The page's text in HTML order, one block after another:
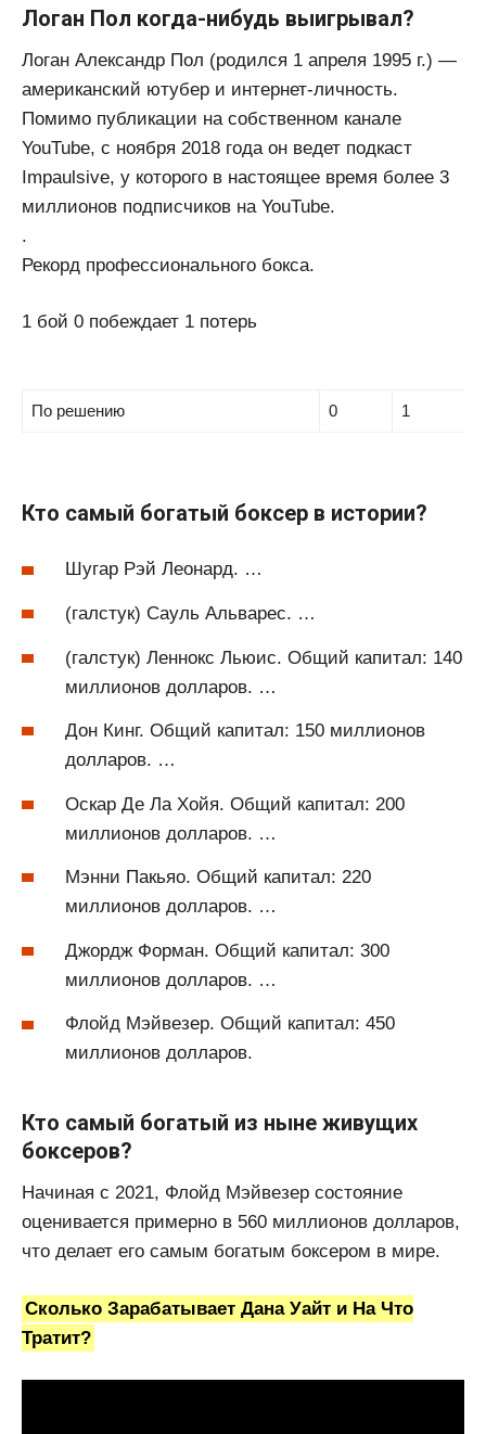
Логан Пол когда-нибудь выигрывал?
Логан Александр Пол (родился 1 апреля 1995 г.) —
американский ютубер и интернет-личность.
Помимо публикации на собственном канале
YouTube, с ноября 2018 года он ведет подкаст
Impaulsive, у которого в настоящее время более 3
миллионов подписчиков на YouTube.
.
Рекорд профессионального бокса.
1 бой 0 побеждает 1 потерь
По решению 0 1
Кто самый богатый боксер в истории?
Шугар Рэй Леонард. …
(галстук) Сауль Альварес. …
(галстук) Леннокс Льюис. Общий капитал: 140
миллионов долларов. …
Дон Кинг. Общий капитал: 150 миллионов
долларов. …
Оскар Де Ла Хойя. Общий капитал: 200
миллионов долларов. …
Мэнни Пакьяо. Общий капитал: 220
миллионов долларов. …
Джордж Форман. Общий капитал: 300
миллионов долларов. …
Флойд Мэйвезер. Общий капитал: 450
миллионов долларов.
Кто самый богатый из ныне живущих
боксеров?
Начиная с 2021, Флойд Мэйвезер состояние
оценивается примерно в 560 миллионов долларов,
что делает его самым богатым боксером в мире.
Сколько Зарабатывает Дана Уайт и На Что
Тратит?